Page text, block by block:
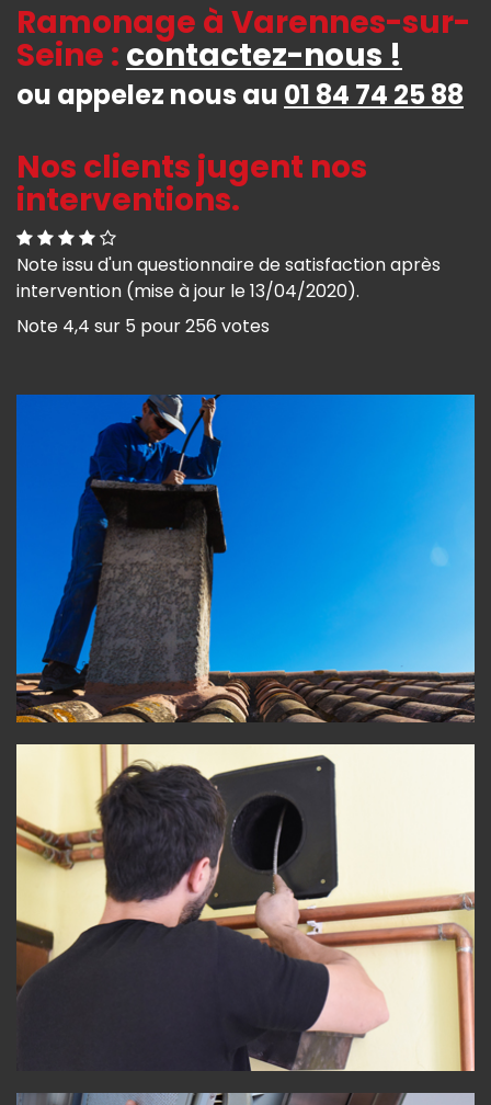
Ramonage à Varennes-sur-
Seine : contactez-nous !
ou appelez nous au 01 84 74 25 88
Nos clients jugent nos
interventions.
Note issu d'un questionnaire de satisfaction après
intervention (mise à jour le 13/04/2020).
Note 4,4 sur 5 pour256 votes